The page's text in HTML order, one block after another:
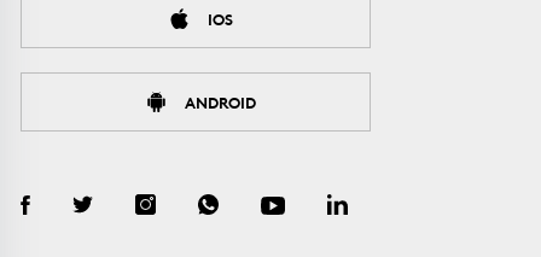
IOS
ANDROID